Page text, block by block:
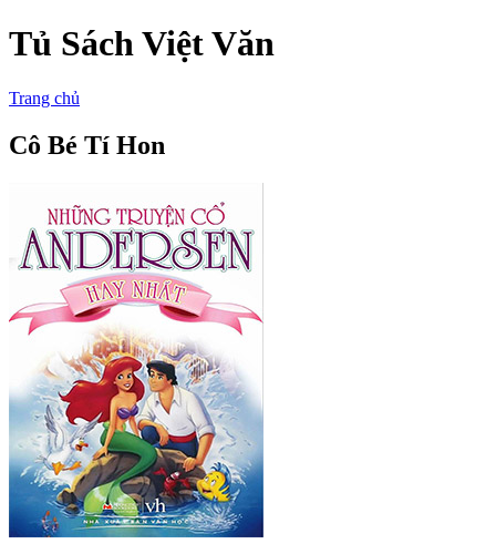
Tủ Sách Việt Văn
Trang chủ
Cô Bé Tí Hon